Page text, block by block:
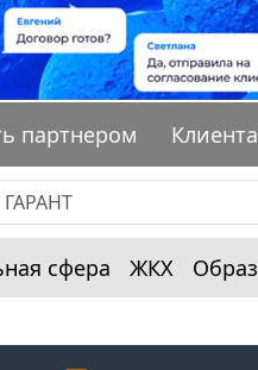
партнером
сфера ЖКХ